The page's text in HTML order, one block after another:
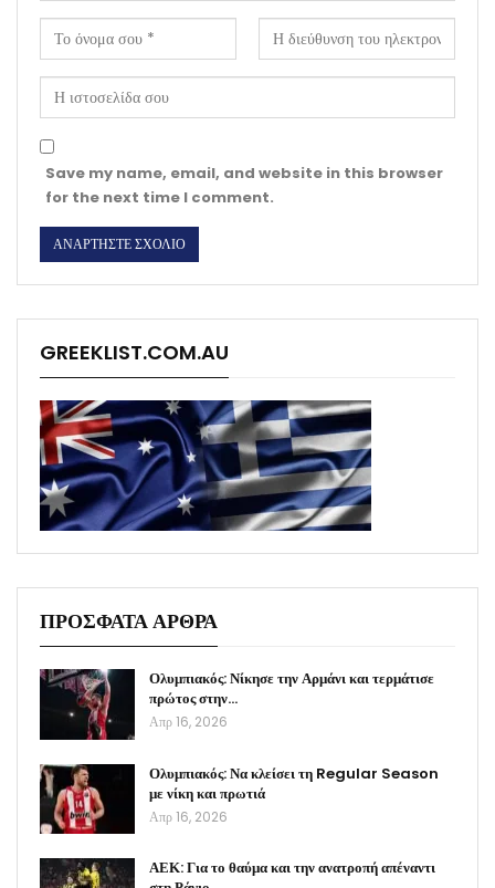
Save my name, email, and website in this browser
for the next time I comment.
GREEKLIST.COM.AU
ΠΡΟΣΦΑΤΑ ΑΡΘΡΑ
Ολυμπιακός: Νίκησε την Αρμάνι και τερμάτισε
πρώτος στην…
Απρ 16, 2026
Ολυμπιακός: Να κλείσει τη Regular Season
με νίκη και πρωτιά
Απρ 16, 2026
ΑΕΚ: Για το θαύμα και την ανατροπή απέναντι